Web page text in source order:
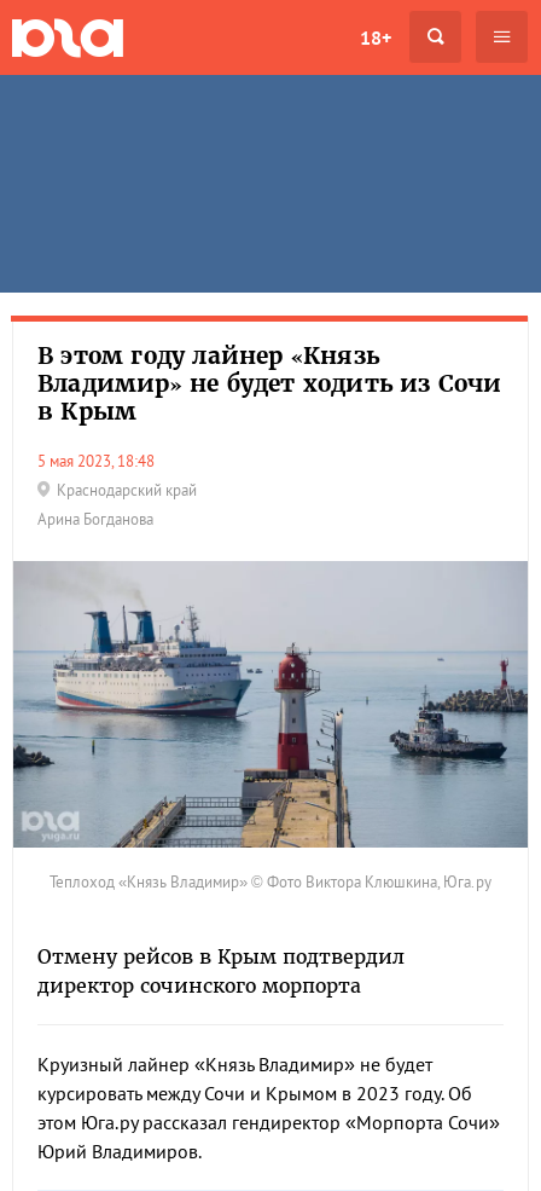
18+
В этом году лайнер «Князь
Владимир» не будет ходить из Сочи
в Крым
5 мая 2023, 18:48
Краснодарский край
Арина Богданова
Теплоход «Князь Владимир» © Фото Виктора Клюшкина, Юга.ру
Отмену рейсов в Крым подтвердил
директор сочинского морпорта
Круизный лайнер «Князь Владимир» не будет
курсировать между Сочи и Крымом в 2023 году. Об
этом Юга.ру рассказал гендиректор «Морпорта Сочи»
Юрий Владимиров.